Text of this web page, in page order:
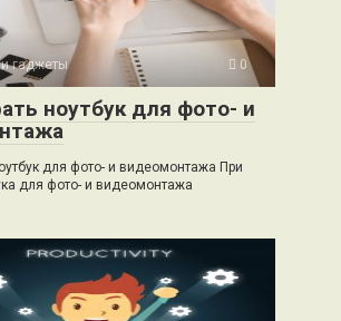
и гаджеты 0
ноутбук для фото- и
для фото- и видеомонтажа При
для фото- и видеомонтажа